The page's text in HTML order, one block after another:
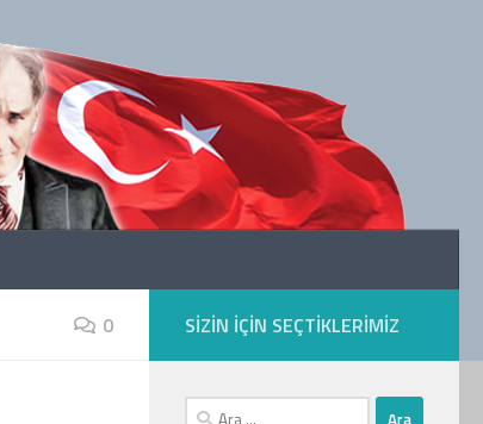
0 SIZIN IÇIN SEÇTIKLERIMIZ
Arama: